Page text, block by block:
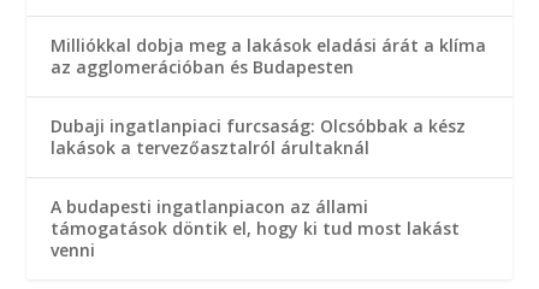
Milliókkal dobja meg a lakások eladási árát a klíma
az agglomerációban és Budapesten
Dubaji ingatlanpiaci furcsaság: Olcsóbbak a kész
lakások a tervezőasztalról árultaknál
A budapesti ingatlanpiacon az állami
támogatások döntik el, hogy ki tud most lakást
venni